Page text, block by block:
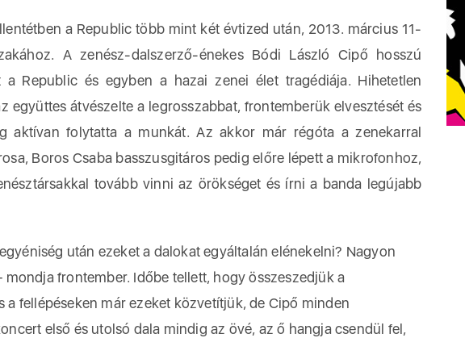
a Republic több mint két évtized után, 2013. március 11-
A zenész-dalszerző-énekes Bódi László Cipő hosszú
Republic és egyben a hazai zenei élet tragédiája. Hihetetlen
együttes átvészelte a legrosszabbat, frontemberük elvesztését és
aktívan folytatta a munkát. Az akkor már régóta a zenekarral
Boros Csaba basszusgitáros pedig előre lépett a mikrofonhoz,
tovább vinni az örökséget és írni a banda legújabb
után ezeket a dalokat egyáltalán elénekelni? Nagyon
frontember. Időbe tellett, hogy összeszedjük a
fellépéseken már ezeket közvetítjük, de Cipő minden
első és utolsó dala mindig az övé, az ő hangja csendül fel,